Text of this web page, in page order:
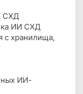
СХД
ИИ СХД
хранилища,
ИИ-